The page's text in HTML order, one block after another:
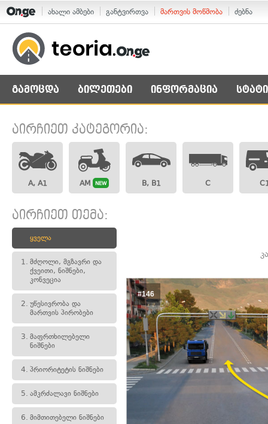
ახალი ამბები განტვირთვა მართვის მოწმობა ძებნა
გამოცდა ბილეთები ინფორმაცია
აირჩიეთ კატეგორია:
A, A1 AM NEW B, B1 C
აირჩიეთ თემა:
ყველა
1. მძღოლი, მგზავრი და
ქვეითი, ნიშნები,
კონვეცია
2. უწესივრობა და
მართვის პირობები
3. მაფრთხილებელი
ნიშნები
4. პრიორიტეტის ნიშნები
5. ამკრძალავი ნიშნები
6. მიმთითებელი ნიშნები
#146